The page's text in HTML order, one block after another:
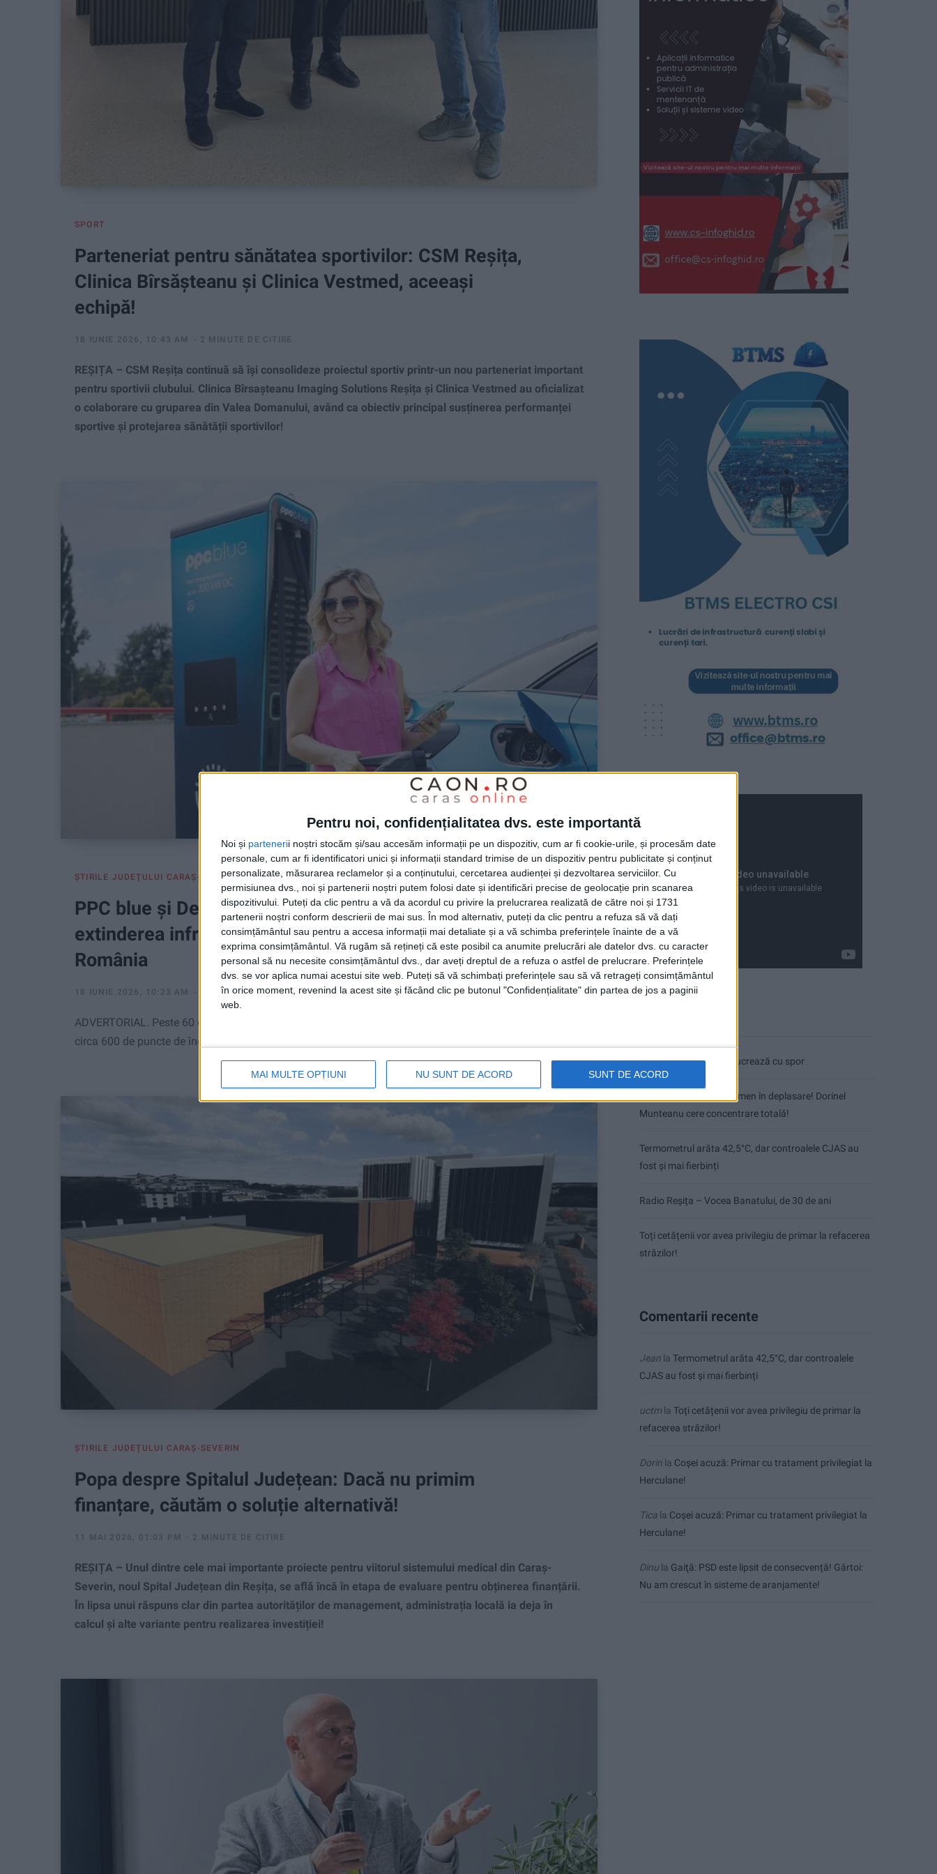
Pentru noi, confidențialitatea dvs. este importantă
Noi și partenerii noștri stocăm și/sau accesăm informații pe un dispozitiv, cum ar fi cookie-urile, și procesăm date
personale, cum ar fi identificatori unici și informații standard trimise de un dispozitiv pentru publicitate și conținut
personalizate, măsurarea reclamelor și a conținutului, cercetarea audienței și dezvoltarea serviciilor. Cu
permisiunea dvs., noi și partenerii noștri putem folosi date și identificări precise de geolocație prin scanarea
dispozitivului. Puteți da clic pentru a vă da acordul cu privire la prelucrarea realizată de către noi și 1731
partenerii noștri conform descrierii de mai sus. În mod alternativ, puteți da clic pentru a refuza să vă dați
consimțământul sau pentru a accesa informații mai detaliate și a vă schimba preferințele înainte de a vă
exprima consimțământul. Vă rugăm să rețineți că este posibil ca anumite prelucrări ale datelor dvs. cu caracter
personal să nu necesite consimțământul dvs., dar aveți dreptul de a refuza o astfel de prelucrare. Preferințele
dvs. se vor aplica numai acestui site web. Puteți să vă schimbați preferințele sau să vă retrageți consimțământul
în orice moment, revenind la acest site și făcând clic pe butonul "Confidențialitate" din partea de jos a paginii
web.
MAI MULTE OPȚIUNI NU SUNT DE ACORD SUNT DE ACORD
SPORT
Parteneriat pentru sănătatea sportivilor: CSM Reșița,
Clinica Bîrsășteanu și Clinica Vestmed, aceeași
echipă!
18 IUNIE 2026, 10:43 AM 2 MINUTE DE CITIRE
REȘIȚA – CSM Reșița continuă să își consolideze proiectul sportiv printr-un nou parteneriat important
pentru sportivii clubului. Clinica Bîrsașteanu Imaging Solutions Reșița și Clinica Vestmed au oficializat
o colaborare cu gruparea din Valea Domanului, având ca obiectiv principal susținerea performanței
sportive și protejarea sănătății sportivilor!
ŞTIRILE JUDEŢULUI CARAŞ-SEVERIN
PPC blue și Dedeman își unesc forțele pentru
extinderea infrastructurii de mobilitate electrică în
România
18 IUNIE 2026, 10:23 AM 5 MINUTE DE CITIRE
ADVERTORIAL. Peste 60 de magazine Dedeman vor găzdui stații de încărcare PPC Blue! Vor fi instalate
circa 600 de puncte de încărcare cu putere totală de peste 30 MW!
ŞTIRILE JUDEŢULUI CARAŞ-SEVERIN
Popa despre Spitalul Județean: Dacă nu primim
finanțare, căutăm o soluție alternativă!
11 MAI 2026, 01:03 PM 2 MINUTE DE CITIRE
REȘIȚA – Unul dintre cele mai importante proiecte pentru viitorul sistemului medical din Caraș-
Severin, noul Spital Județean din Reșița, se află încă în etapa de evaluare pentru obținerea finanțării.
În lipsa unui răspuns clar din partea autorităților de management, administrația locală ia deja în
calcul și alte variante pentru realizarea investiției!
Pe toate șantierele se lucrează cu spor
CSM Reșița, primul examen în deplasare! Dorinel
Munteanu cere concentrare totală!
Termometrul arăta 42,5°C, dar controalele CJAS au
fost și mai fierbinți
Radio Reșița – Vocea Banatului, de 30 de ani
Toți cetățenii vor avea privilegiu de primar la refacerea
străzilor!
Comentarii recente
Jean la Termometrul arăta 42,5°C, dar controalele
CJAS au fost și mai fierbinți
uctmla Toți cetățenii vor avea privilegiu de primar la
refacerea străzilor!
Dorin la Coșei acuză: Primar cu tratament privilegiat la
Herculane!
Tica la Coșei acuză: Primar cu tratament privilegiat la
Herculane!
Dinu la Gaiţă: PSD este lipsit de consecvență! Gârtoi:
Nu am crescut în sisteme de aranjamente!